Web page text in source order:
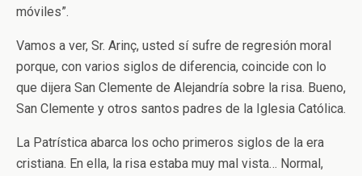
móviles”.
Vamos a ver, Sr. Arinç, usted sí sufre de regresión moral
porque, con varios siglos de diferencia, coincide con lo
que dijera San Clemente de Alejandría sobre la risa. Bueno,
San Clemente y otros santos padres de la Iglesia Católica.
La Patrística abarca los ocho primeros siglos de la era
cristiana. En ella, la risa estaba muy mal vista… Normal,